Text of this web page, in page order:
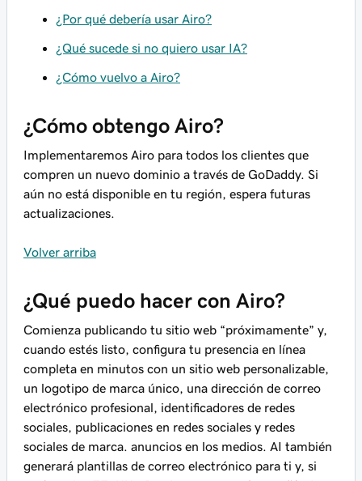
¿Por qué debería usar Airo?
¿Qué sucede si no quiero usar IA?
¿Cómo vuelvo a Airo?
¿Cómo obtengo Airo?
Implementaremos Airo para todos los clientes que
compren un nuevo dominio a través de GoDaddy. Si
aún no está disponible en tu región, espera futuras
actualizaciones.
Volver arriba
¿Qué puedo hacer con Airo?
Comienza publicando tu sitio web “próximamente” y,
cuando estés listo, configura tu presencia en línea
completa en minutos con un sitio web personalizable,
un logotipo de marca único, una dirección de correo
electrónico profesional, identificadores de redes
sociales, publicaciones en redes sociales y redes
sociales de marca. anuncios en los medios. AI también
generará plantillas de correo electrónico para ti y, si